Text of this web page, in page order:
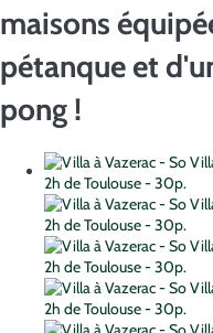
maisons
pétanque et
pong !